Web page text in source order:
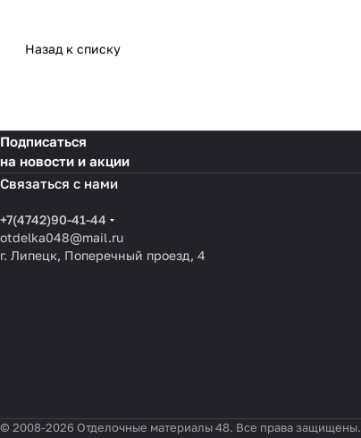
Назад к списку
Подписаться
на новости и акции
Связаться с нами
+7(4742)90-41-44
otdelka048@mail.ru
г. Липецк, Поперечный проезд, 4
© 2008-2026 Отделочные материалы 48. Все права защищены.